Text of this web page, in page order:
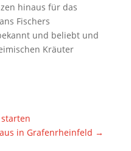
hinaus für das
Fischers
und beliebt und
Kräuter
in Grafenrheinfeld →